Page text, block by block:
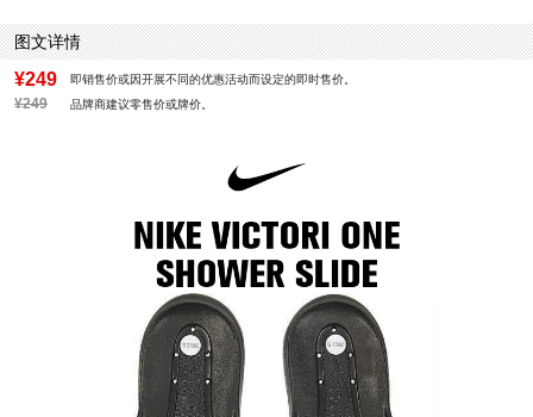
图文详情
¥249 即销售价或因开展不同的优惠活动而设定的即时售价。
¥249 品牌商建议零售价或牌价。